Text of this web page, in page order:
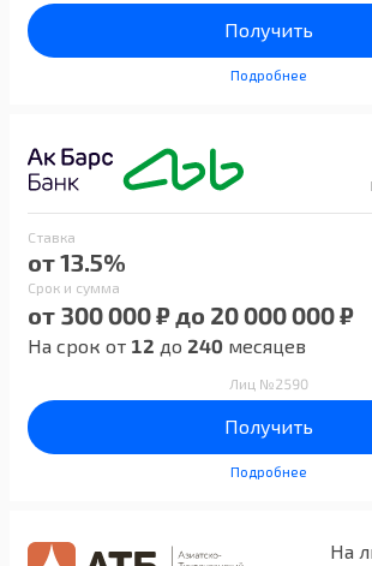
Получить
Подробнее
Ставка
от 13.5%
Срок и сумма
от 300 000 ₽ до 20 000 000 ₽
На срок от 12 до 240 месяцев
Лиц №2590
Получить
Подробнее
На